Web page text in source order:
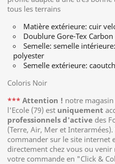
tous les terrains
Matière extérieure: cuir
Doublure Gore-Tex Carbon
Semelle: semelle
polyester
Semelle extérieure:
Coloris Noir
*** Attention ! notre
l'Ecole (79) est uniquement
professionnels d'active des
(Terre, Air, Mer et
commander sur le site internet
directement chez vous ou
votre commande en "Click &